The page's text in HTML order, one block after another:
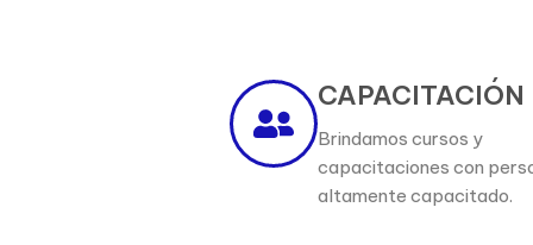
CAPACITACIÓN
Brindamos cursos y
capacitaciones con
altamente capacitado.